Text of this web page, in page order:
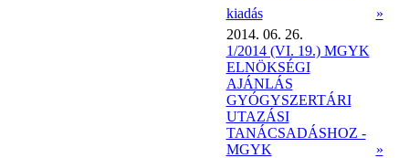
kiadás
»
2014. 06. 26.
1/2014 (VI. 19.) MGYK
ELNÖKSÉGI
AJÁNLÁS
GYÓGYSZERTÁRI
UTAZÁSI
TANÁCSADÁSHOZ -
MGYK
»